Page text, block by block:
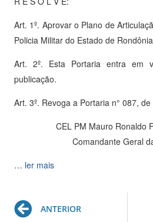
Art. 1º. Aprovar o Plano de
Policia Militar do Estado de
Art. 2º. Esta Portaria entra em
publicação.
Art. 3º. Revoga a Portaria n° 087,
CEL PM Mauro Ronaldo
Comandante Geral
… ler mais
Prev
ANTERIOR